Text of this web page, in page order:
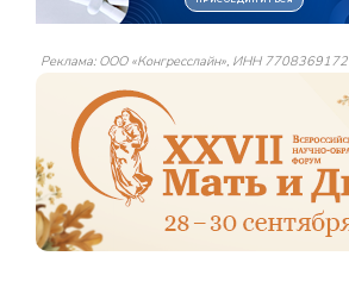
Реклама: ООО «Конгресслайн», ИНН 7708369172